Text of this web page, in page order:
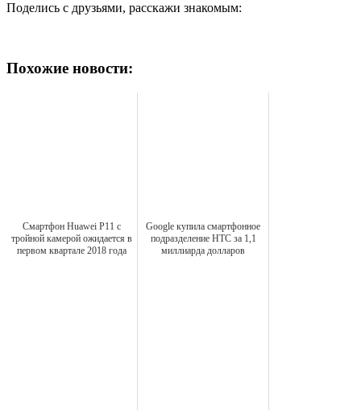
Поделись с друзьями, расскажи знакомым:
Похожие новости:
Смартфон Huawei P11 с
тройной камерой ожидается в
первом квартале 2018 года
Google купила смартфонное
подразделение HTC за 1,1
миллиарда долларов